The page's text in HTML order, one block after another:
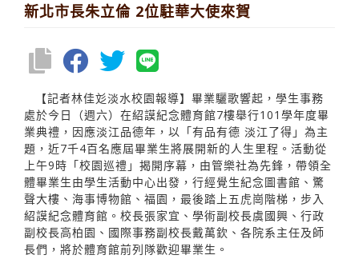
新北市長朱立倫 2位駐華大使來賀
【記者林佳彣淡水校園報導】畢業驪歌響起，學生事務
處於今日（週六）在紹謨紀念體育館7樓舉行101學年度畢
業典禮，因應淡江品德年，以「有品有德 淡江了得」為主
題，近7千4百名應屆畢業生將展開新的人生里程。活動從
上午9時「校園巡禮」揭開序幕，由管樂社為先鋒，帶領全
體畢業生由學生活動中心出發，行經覺生紀念圖書館、驚
聲大樓、海事博物館、福園，最後踏上五虎崗階梯，步入
紹謨紀念體育館。校長張家宜、學術副校長虞國興、行政
副校長高柏園、國際事務副校長戴萬欽、各院系主任及師
長們，將於體育館前列隊歡迎畢業生。